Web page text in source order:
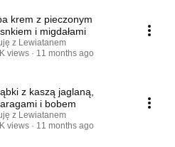
krem z pieczonym
i migdałami
z Lewiatanem
views
11 months ago
z kaszą jaglaną,
i bobem
z Lewiatanem
views
11 months ago